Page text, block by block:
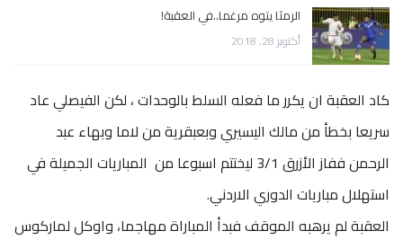
الرمثا يتوه مرغما..في العقبة!
أكتوبر 28, 2018
كاد العقبة ان يكرر ما فعله السلط بالوحدات ، لكن الفيصلي عاد
سريعا بخطأ من مالك اليسيري وبعبقرية من لاما وبهاء عبد
الرحمن ففاز الأزرق 3/1 ليختتم اسبوعا من المباريات الجميلة في
استهلال مباريات الدوري الاردني.
العقبة لم يرهبه الموقف فبدأ المباراة مهاجما، واوكل لماركوس